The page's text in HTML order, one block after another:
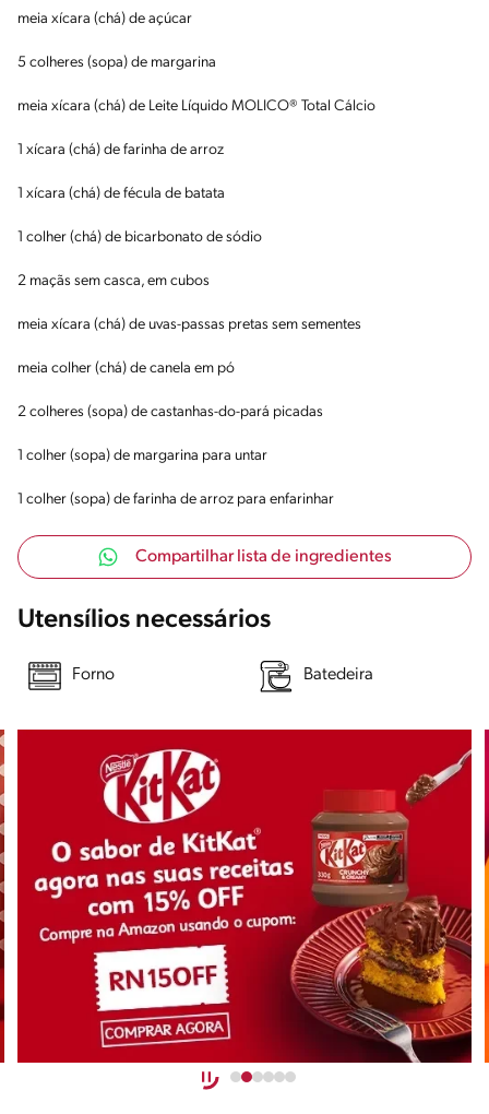
meia xícara (chá) de açúcar
5 colheres (sopa) de margarina
meia xícara (chá) de Leite Líquido MOLICO® Total Cálcio
1 xícara (chá) de farinha de arroz
1 xícara (chá) de fécula de batata
1 colher (chá) de bicarbonato de sódio
2 maçãs sem casca, em cubos
meia xícara (chá) de uvas-passas pretas sem sementes
meia colher (chá) de canela em pó
2 colheres (sopa) de castanhas-do-pará picadas
1 colher (sopa) de margarina para untar
1 colher (sopa) de farinha de arroz para enfarinhar
Compartilhar lista de ingredientes
Utensílios necessários
Forno Batedeira